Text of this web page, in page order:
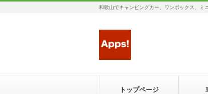
和歌山でキャンピングカー、ワンボックス、ミ
トップページ